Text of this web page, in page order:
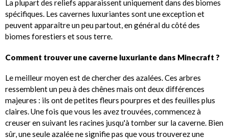
La plupart des reliefs apparaissent uniquement dans des biomes
spécifiques. Les cavernes luxuriantes sont une exception et
peuvent apparaître un peu partout, en général du côté des
biomes forestiers et sous terre.
Comment trouver une caverne luxuriante dans Minecraft ?
Le meilleur moyen est de chercher des azalées. Ces arbres
ressemblent un peu à des chênes mais ont deux différences
majeures : ils ont de petites fleurs pourpres et des feuilles plus
claires. Une fois que vous les avez trouvées, commencez à
creuser en suivant les racines jusqu'à tomber sur la caverne. Bien
sûr, une seule azalée ne signifie pas que vous trouverez une